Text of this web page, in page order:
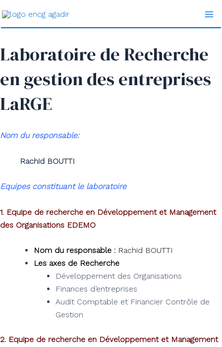
au
contenu
Laboratoire de Recherche
en gestion des entreprises
LaRGE
Nom du responsable:
Rachid BOUTTI
Equipes constituant le laboratoire
1. Equipe de recherche en Développement et Management
des Organisations EDEMO
Nom du responsable : Rachid BOUTTI
Les axes de Recherche
Développement des Organisations
Finances d’entreprises
Audit Comptable et Financier Contrôle de
Gestion
2. Equipe de recherche en Développement et Management